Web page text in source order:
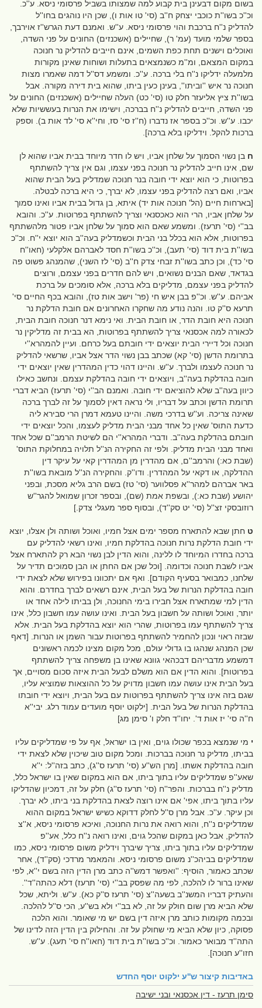
בשום מקום דבעינן בית קבוע למה שמצותו בשביל פרסומי ניסא. ע''כ.
וכ''כ בשו''ת כוכבי יצחק ח''ב (סי' טו אות ו), שכן היו נוהגים בחו''ל
להדליק נ''ח ברכבת והוי פרסומי ניסא. ע''ש. ואמנם דעת הגרש''ז אוירבך,
בספר שלמי מועד (עמ' ר), שחיילים (אשכנזים) החונים על פני השדה,
ואוכלים וישנים תחת כפת השמים, אינם חייבים להדליק נר חנוכה
במקום המצאם, ומ''מ כשנמצאים בתעלות ושוחות שאינן מקורות
מלמעלה ידליקו נ''ח בלי ברכה. ע''כ. ומשמע דס''ל דמה שאמרו מצות
חנוכה נר איש ''וביתו'', בעינן כעין ביתו, שהוא בית דירה מקורה. אבל
בשו''ת ציץ אליעזר חלק טו (סי' כט) העלה שחיילים (אשכנזים) החונים על
פני השדה, חייבים להדליק נ''ח בברכה, וישימו את הנרות בעששיות שלא
יכבו. ע''ש. וכ''כ בספר אז נדברו (ח''ז סי' סז, וחי''א סי' לד אות ב). וספק
ברכות להקל. וידליקו בלא ברכה].
ח בן נשוי הסמוך על שלחן אביו, ויש לו חדר מיוחד בבית אביו שהוא לן
שם, אינו חייב להדליק נר חנוכה בפני עצמו, וגם אין צריך להשתתף
בפרוטות, כי הוא יוצא ידי חובה בנר חנוכה שמדליק בעל הבית שהוא
אביו, ואם רצה להדליק בפני עצמו, לא יברך, כי היא ברכה לבטלה.
[בארחות חיים (הל' חנוכה אות יד) איתא, בן גדול בבית אביו ואינו סמוך
על שלחן אביו, הרי הוא כאכסנאי וצריך להשתתף בפרוטות. ע''כ. והובא
בב''י (סי' תרעז). ומשמע שאם הוא סמוך על שלחן אביו פטור מלהשתתף
בפרוטות, אלא הוא בכלל בני הבית וכשמדליק בעה''ב הוא יוצא י''ח. וכ''כ
בשו''ת בית דוד (סי' תעב), וכ''כ בשו''ת חסד לאברהם אלקלעי (חאו''ח
סי' כד), וכן כתב בשו''ת זבחי צדק ח''ב (סי' לז השני), שהמנהג פשוט פה
בגדאד, שאם הבנים נשואים, ויש להם חדרים בפני עצמם, ורוצים
להדליק בפני עצמם, מדליקים בלא ברכה, אלא סומכים על ברכת
אביהם. ע''ש. וכ''פ בבן איש חי (פר' וישב אות טז), והובא בכף החיים סי'
תרעא ס''ק טו. והנה נודע מה שחקרו האחרונים אם חובת הדלקת נר
חנוכה היא חובת הדר, או חובת הבית. ואי נימא דנר חנוכה חובת הבית,
לכאורה למה אכסנאי צריך להשתתף בפרוטות, הא בבית זה מדליקין נר
חנוכה וכל דיירי הבית יוצאים ידי חובתם בעל כרחם. ועיין להמהרא''י
בתרומת הדשן (סי' קא) שכתב בבן נשוי הדר אצל אביו, שרשאי להדליק
נר חנוכה לעצמו ולברך. ע''ש. והיינו דהוי כדין המהדרין שאין יוצאים ידי
חובה בהדלקת בעה''ב, ויוצאים ידי חובה בהדלקת עצמם. ונחשב כאילו
כיוון בעה''ב שלא להוציאם ידי חובה. ואמנם הב''י (סי' תרעז) הביא דברי
תרומת הדשן וכתב על דבריו, ולי נראה דאין לסמוך על זה לברך ברכה
שאינה צריכה. וע''ש בדרכי משה. והיינו טעמא דמרן הרי סבירא ליה
כדעת התוס' שאין כל אחד מבני הבית מדליק לעצמו, והכל יוצאים ידי
חובתם בהדלקת בעה''ב. ודברי המהרא''י הם לשיטת הרמב''ם שכל אחד
ואחד מבני הבית מדליק. ולפי זה החקירה הנ''ל תלויה במחלוקת התוס'
(שבת כא:) והרמב''ם, אם מהדרין מן המהדרין קאי על עיקר דין
ההדלקה, או דקאי על המהדרין. ודו''ק. והחקירה הנ''ל מובאת בשו''ת
באר אברהם למהר''א פסלווער (סי' טז) בשם הרב גליא מסכת, ובפני
יהושע (שבת כא:), ובשפת אמת (שם), ובספר זכרון שמואל להגר''ש
רוזובסקי זצ''ל (סי' יט סק''ד), ובסוף ספר מעגלי צדק.]
ט חתן שבא להתארח מספר ימים אצל חמיו, ואוכל ושותה ולן אצלו, יוצא
ידי חובת הדלקת נרות חנוכה בהדלקת חמיו, ואינו רשאי להדליק עם
ברכה בחדרו המיוחד לו ללינה, והוא הדין לבן נשוי הבא רק להתארח אצל
אביו לשבת חנוכה וכדומה. [וכל שכן אם החתן או הבן סמוכים תדיר על
שלחנו, כמבואר בסעיף הקודם]. ואף אם יתכוונו בפירוש שלא לצאת ידי
חובה בהדלקת הנרות של בעל הבית, אינם רשאים לברך בחדרם. והוא
הדין למי שמתארח אצל חבירו בימי החנוכה, ולן בביתו לילה אחד או
יותר, ואוכל ושותה על חשבון בעל הבית. ואינו עושה עמו חשבון כלל, אינו
צריך להשתתף עמו בפרוטות, שהרי הוא יוצא בהדלקת בעל הבית. אלא
שבזה ראוי ונכון להחמיר להשתתף בפרוטות עבור השמן או הנרות. [דאף
שכן המנהג שנהגו בו גדולי עולם, מכל מקום מצינו לכמה ראשונים
דמשמע מדבריהם דבכהאי גוונא שאינו בן משפחה צריך להשתתף
בפרוטות]. והוא הדין אם הוא משלם לבעל הבית איזה סכום מסויים, אך
בעל הבית אינו עושה עמו חשבון מדויק על כל ההוצאות שמוציא עליו,
שגם בזה אינו צריך להשתתף בפרוטות עם בעל הבית, ויוצא ידי חובתו
בהדלקת הנרות של בעל הבית. [ילקוט יוסף מועדים עמוד רלג. יבי''א
ח''ה סי' יז אות ד'. יחו''ד חלק ו' סימן מג]
י מי שנמצא בכפר שכולו גוים, ואין בו ישראל, אף על פי שמדליקים עליו
בביתו, מדליק נר חנוכה בברכות. ומכל מקום טוב שיכוין שלא לצאת ידי
חובה בהדלקת אשתו. [מרן הש''ע (סי' תרעז ס''ג), כתב בזה''ל: י''א
שאע''פ שמדליקים עליו בתוך ביתו, אם הוא במקום שאין בו ישראל כלל,
מדליק נ''ח בברכות. והפר''ח (סי' תרעז ס''ג) חלק על זה, דמכיון שהדליקו
עליו בתוך ביתו, אפי' אם אינו רוצה לצאת בהדלקת בני ביתו, לא יברך.
וכן עיקר. ע''כ. אבל מרן ס''ל לחלק דדוקא כשיש ישראל במקום ההוא
שמדליקים נ''ח, והוא רואה את נרות החנוכה, ואיכא פרסומי ניסא, א''צ
להדליק, אבל כאן במקום שהכל גוים, ואינו רואה נ''ח כלל, אע''פ
שמדליקים עליו בתוך ביתו, צריך שיברך וידליק משום פרסומי ניסא, כמו
שמדליקים בביהכ''נ משום פרסומי ניסא. והמאמר מרדכי (סק''ד), אחר
שכתב כאמור, הוסיף: ''ואפשר דמש''ה כתב מרן הדין הזה בשם י''א, לפי
שאינו ברור לו להלכה, לפי מה שפסק בב''י (סי' תרעז) דלא כהתה''ד''.
והעתיק דבריו המשנ''ב בשעה''צ (סי' תרעז ס''ק כא). ע''ש. וליתא, שכל
שלא הביא מרן שום חולק על זה, לא בב''י ולא בש''ע, הכי ס''ל להלכה.
ובכמה מקומות כותב מרן איזה דין בשם יש מי שאומר. והוא הלכה
פסוקה, כיון שלא הביא מי שחולק על זה. והחילוק בין הדין הזה לדינו של
התה''ד מבואר כאמור. וכ''כ בשו''ת בית דוד (חאו''ח סי' תעג). ע''ש.
חזו''ע חנוכה].
באדיבות קיצור ש''ע ילקוט יוסף החדש
סימן תרעז - דין אכסנאי ובני ישיבה